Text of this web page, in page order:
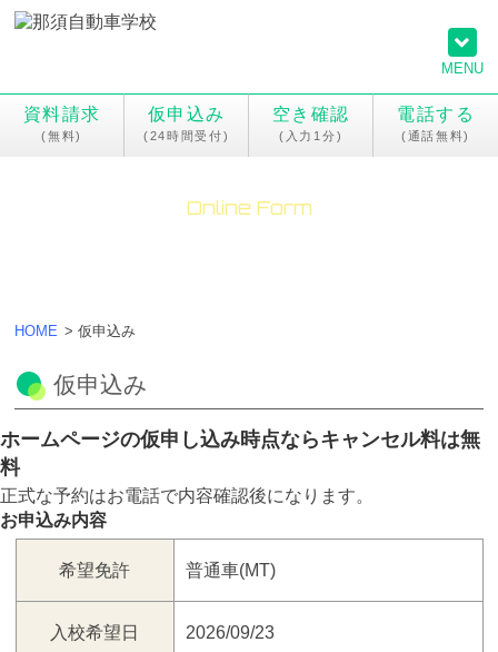
資料請求 仮申込み 空き確認 電話する
Online Form
HOME > 仮申込み
仮申込み
ホームページの仮申し込み時点ならキャンセル料は無
料
正式な予約はお電話で内容確認後になります。
お申込み内容
希望免許 普通車(MT)
入校希望日 2026/09/23
MENU